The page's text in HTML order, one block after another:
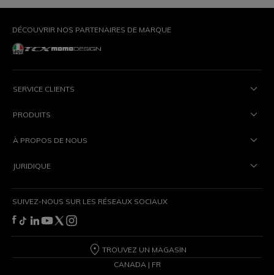
DÉCOUVRIR NOS PARTENAIRES DE MARQUE
SERVICE CLIENTS
PRODUITS
À PROPOS DE NOUS
JURIDIQUE
SUIVEZ-NOUS SUR LES RÉSEAUX SOCIAUX
TROUVEZ UN MAGASIN
CANADA | FR